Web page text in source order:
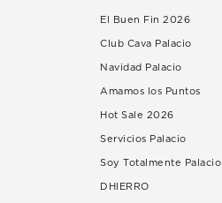
El Buen Fin 2026
Club Cava Palacio
Navidad Palacio
Amamos los Puntos
Hot Sale 2026
Servicios Palacio
Soy Totalmente Palacio
DHIERRO